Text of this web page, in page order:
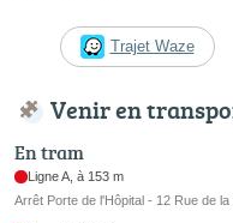
Trajet Waze
Venir en
En tram
Ligne A, à 153 m
Arrêt Porte de l'Hôpital - 12 Rue de la